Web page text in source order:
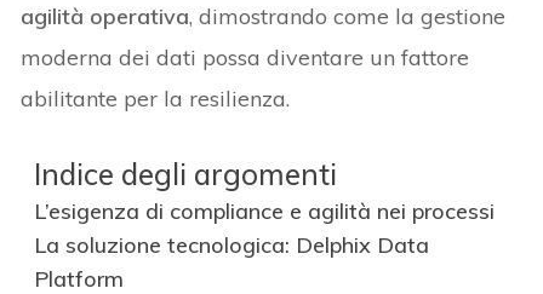
agilità operativa, dimostrando come la gestione
moderna dei dati possa diventare un fattore
abilitante per la resilienza.
Indice degli argomenti
L’esigenza di compliance e agilità nei processi
La soluzione tecnologica: Delphix Data
Platform